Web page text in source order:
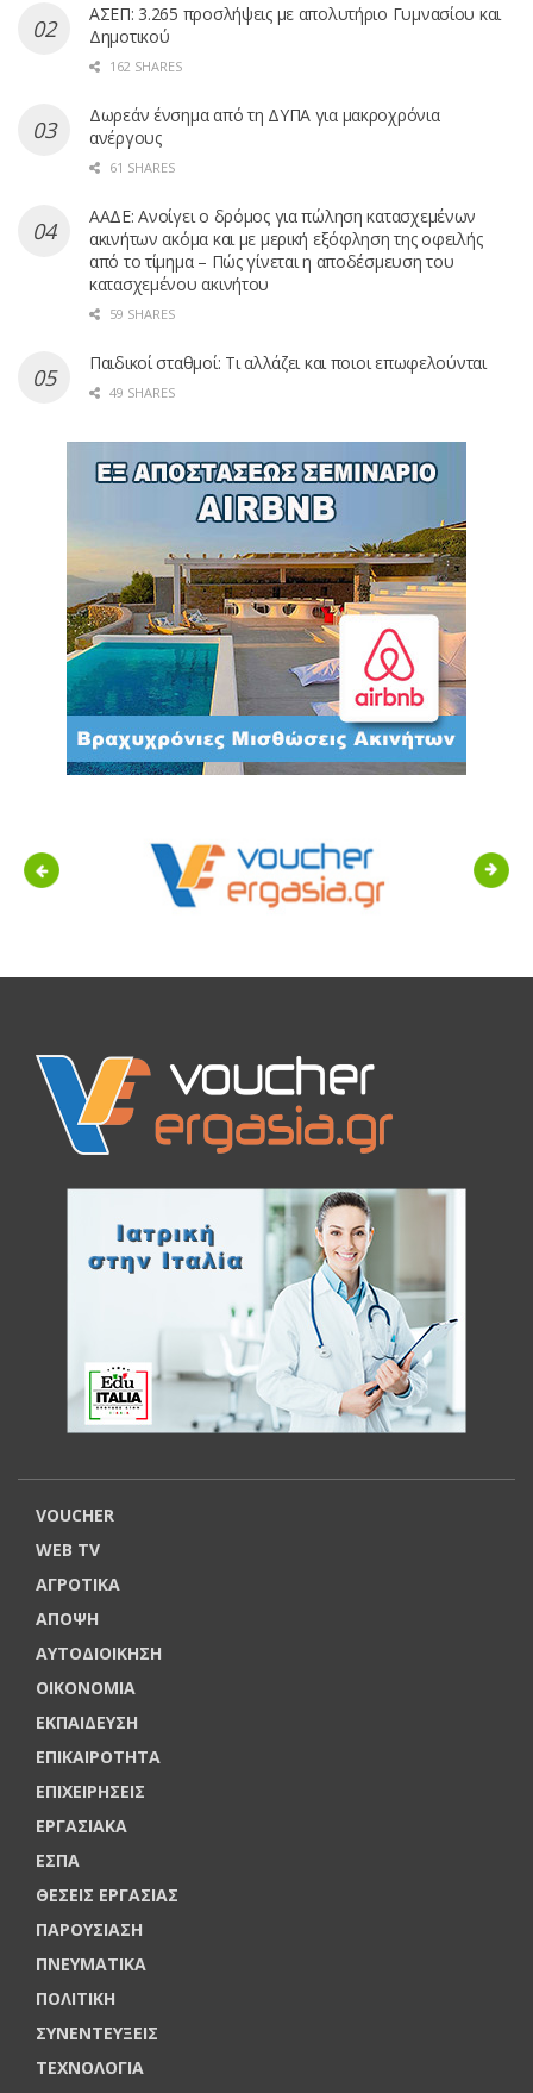
ΑΣΕΠ: 3.265 προσλήψεις με απολυτήριο Γυμνασίου και
Δημοτικού
162 SHARES
Δωρεάν ένσημα από τη ΔΥΠΑ για μακροχρόνια
ανέργους
61 SHARES
ΑΑΔΕ: Ανοίγει ο δρόμος για πώληση κατασχεμένων
ακινήτων ακόμα και με μερική εξόφληση της οφειλής
από το τίμημα – Πώς γίνεται η αποδέσμευση του
κατασχεμένου ακινήτου
59 SHARES
Παιδικοί σταθμοί: Τι αλλάζει και ποιοι επωφελούνται
49 SHARES
Previous Next
VOUCHER
WEB TV
ΑΓΡΟΤΙΚΑ
ΑΠΟΨΗ
ΑΥΤΟΔΙΟΙΚΗΣΗ
ΟΙΚΟΝΟΜΙΑ
ΕΚΠΑΙΔΕΥΣΗ
ΕΠΙΚΑΙΡΟΤΗΤΑ
ΕΠΙΧΕΙΡΗΣΕΙΣ
ΕΡΓΑΣΙΑΚΑ
ΕΣΠΑ
ΘΕΣΕΙΣ ΕΡΓΑΣΙΑΣ
ΠΑΡΟΥΣΙΑΣΗ
ΠΝΕΥΜΑΤΙΚΑ
ΠΟΛΙΤΙΚΗ
ΣΥΝΕΝΤΕΥΞΕΙΣ
ΤΕΧΝΟΛΟΓΙΑ